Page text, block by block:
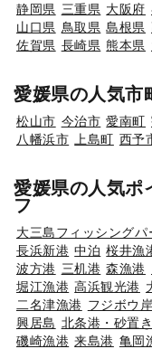
静岡県 三重県 大阪府
山口県 鳥取県 島根県
佐賀県 長崎県 熊本県
愛媛県の人気市
松山市 今治市 愛南町
八幡浜市
上島町 西予
愛媛県の人気ポ
フ
大三島フィッシングパ
長浜新港 中泊 桜井漁
波方港 三机港 森漁港
堀江漁港 高浜観光港
二名津漁港 フジボウ
興居島 北条港・砂置
磯崎漁港 来島港 亀岡